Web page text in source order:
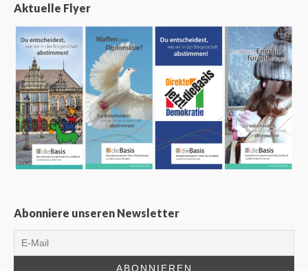
Aktuelle Flyer
Abonniere unseren Newsletter